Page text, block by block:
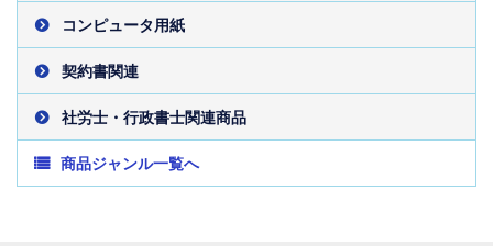
コンピュータ用紙
契約書関連
社労士・行政書士関連商品
商品ジャンル一覧へ